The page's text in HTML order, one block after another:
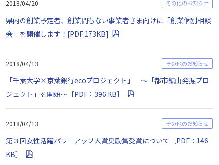
2018/04/20 その他のお知らせ
県内の創業予定者、創業間もない事業者さま向けに「創業個別相談
会」を開催します！[PDF:173KB]
2018/04/13 その他のお知らせ
「千葉大学×京葉銀行ecoプロジェクト」 ～「都市鉱山発掘プロ
ジェクト」を開始～［PDF：396 KB］
2018/04/13 その他のお知らせ
第３回女性活躍パワーアップ大賞奨励賞受賞について［PDF：146
KB］